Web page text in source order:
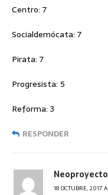
Centro: 7
Socialdemócata: 7
Pirata: 7
Progresista: 5
Reforma: 3
RESPONDER
Neoproyecto
18 OCTUBRE, 2017